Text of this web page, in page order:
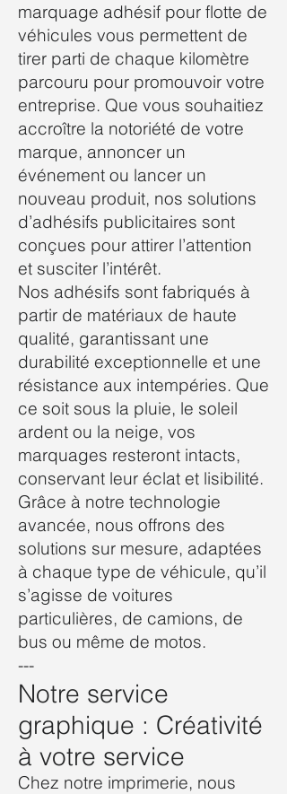
marquage adhésif pour flotte de
véhicules vous permettent de
tirer parti de chaque kilomètre
parcouru pour promouvoir votre
entreprise. Que vous souhaitiez
accroître la notoriété de votre
marque, annoncer un
événement ou lancer un
nouveau produit, nos solutions
d’adhésifs publicitaires sont
conçues pour attirer l’attention
et susciter l’intérêt.
Nos adhésifs sont fabriqués à
partir de matériaux de haute
qualité, garantissant une
durabilité exceptionnelle et une
résistance aux intempéries. Que
ce soit sous la pluie, le soleil
ardent ou la neige, vos
marquages resteront intacts,
conservant leur éclat et lisibilité.
Grâce à notre technologie
avancée, nous offrons des
solutions sur mesure, adaptées
à chaque type de véhicule, qu’il
s’agisse de voitures
particulières, de camions, de
bus ou même de motos.
---
Notre service
graphique : Créativité
à votre service
Chez notre imprimerie, nous